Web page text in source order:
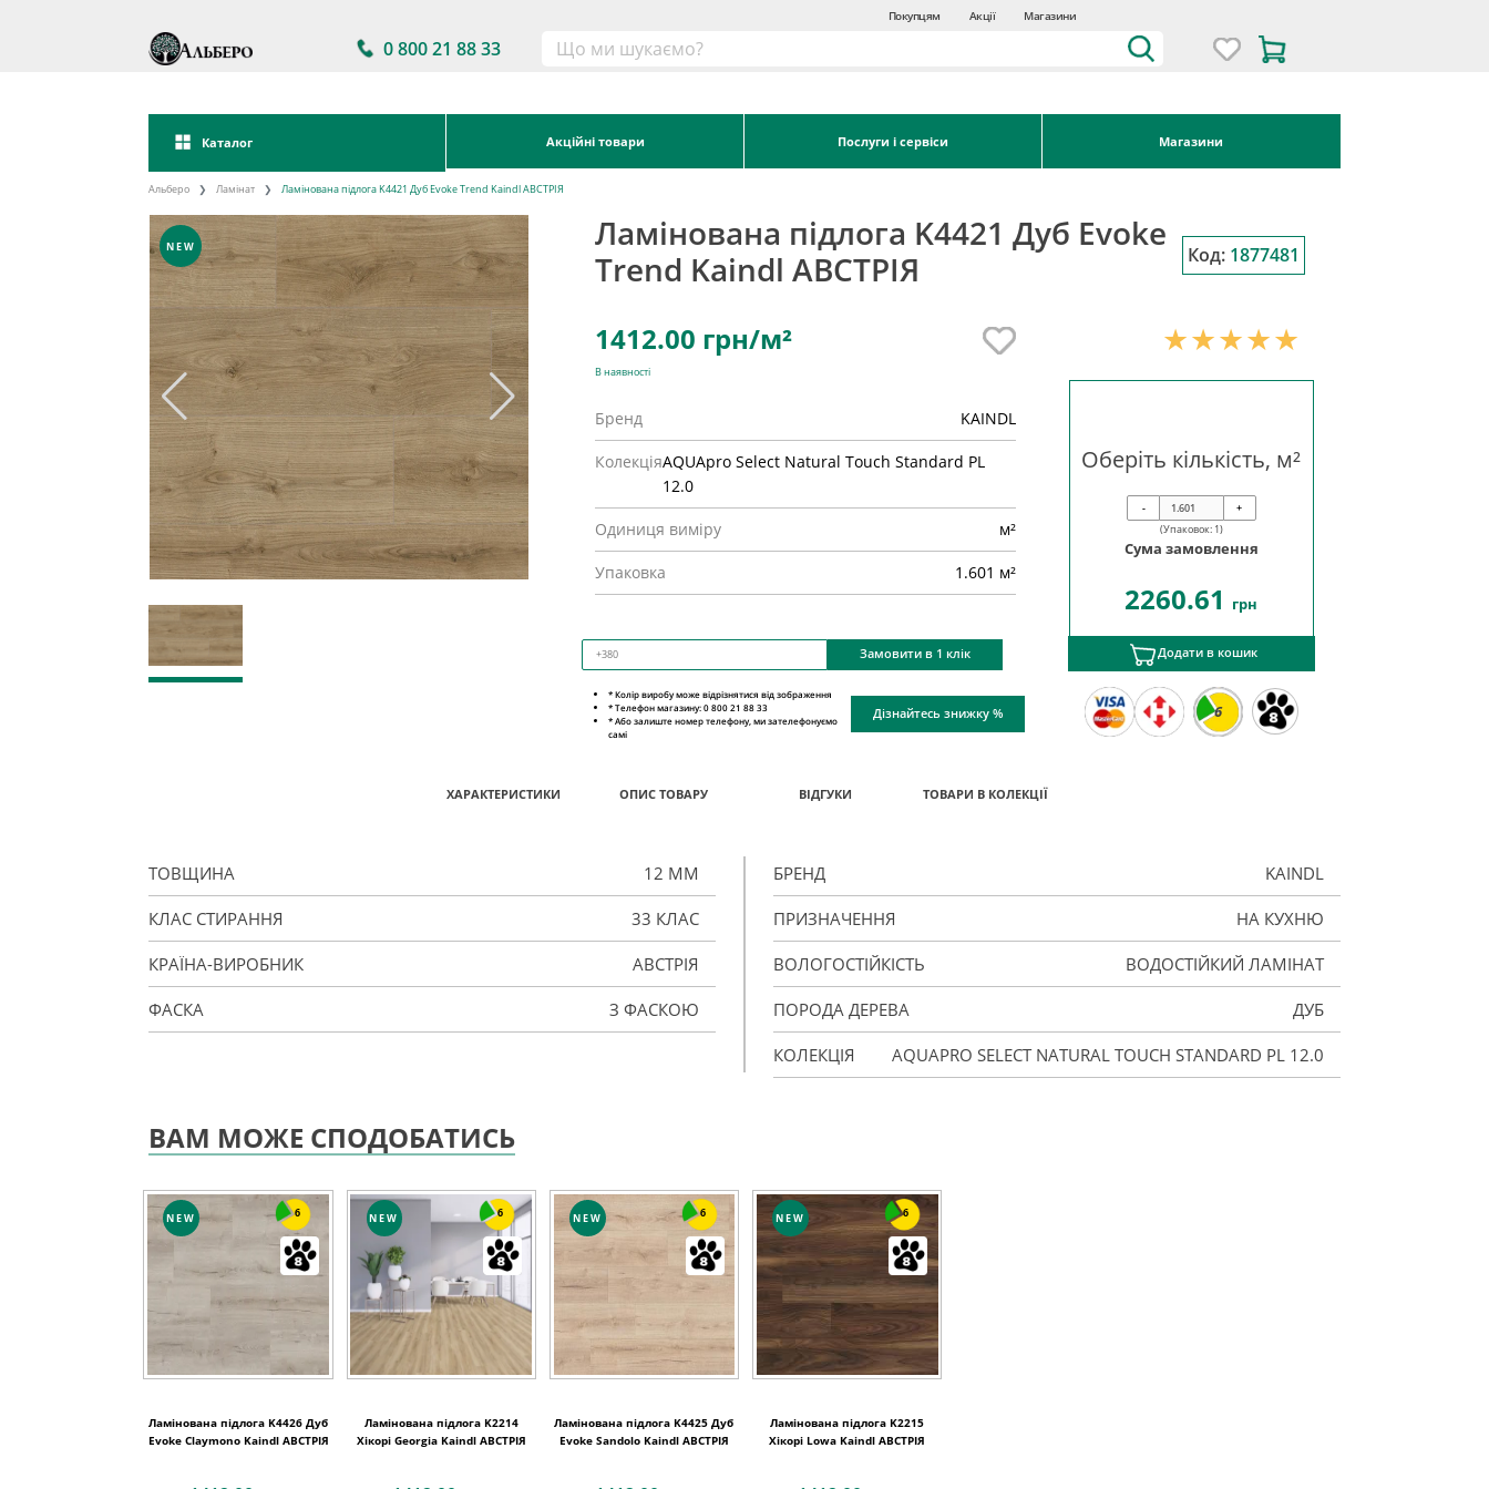
Покупцям Акції Магазини
0 800 21 88 33
Каталог Акційні товари Послуги і сервіси Магазини
Альберо Ламінат Ламінована підлога K4421 Дуб Evoke Trend Kaindl АВСТРІЯ
NEW
Ламінована підлога K4421 Дуб Evoke
Trend Kaindl АВСТРІЯ
Код: 1877481
1412.00 грн/м²
В наявності
Бренд KAINDL
КолекціяAQUApro Select Natural Touch Standard PL
12.0
Одиниця виміру м²
Упаковка 1.601 м²
Замовити в 1 клік
Оберіть кількість, м²
-
+
(Упаковок: 1)
Сума замовлення
2260.61 грн
Додати в кошик
6
* Колір виробу може відрізнятися від зображення
* Телефон магазину: 0 800 21 88 33
* Або залиште номер телефону, ми зателефонуємо
самі
Дізнайтесь знижку %
ХАРАКТЕРИСТИКИ ОПИС ТОВАРУ ВІДГУКИ ТОВАРИ В КОЛЕКЦІЇ
ТОВЩИНА 12 ММ
КЛАС СТИРАННЯ 33 КЛАС
КРАЇНА-ВИРОБНИК АВСТРІЯ
ФАСКА З ФАСКОЮ
БРЕНД KAINDL
ПРИЗНАЧЕННЯ НА КУХНЮ
ВОЛОГОСТІЙКІСТЬ ВОДОСТІЙКИЙ ЛАМІНАТ
ПОРОДА ДЕРЕВА ДУБ
КОЛЕКЦІЯ AQUAPRO SELECT NATURAL TOUCH STANDARD PL 12.0
ВАМ МОЖЕ СПОДОБАТИСЬ
NEW 6
Ламінована підлога K4426 Дуб
Evoke Claymono Kaindl АВСТРІЯ
NEW 6
Ламінована підлога K2214
Хікорі Georgia Kaindl АВСТРІЯ
NEW 6
Ламінована підлога K4425 Дуб
Evoke Sandolo Kaindl АВСТРІЯ
NEW 6
Ламінована підлога K2215
Хікорі Lowa Kaindl АВСТРІЯ